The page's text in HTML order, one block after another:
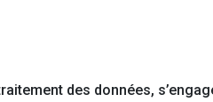
des données,